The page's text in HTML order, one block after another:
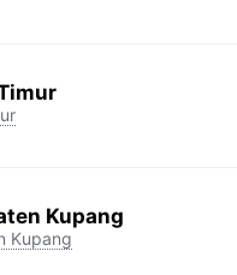
Kupang
Kupang